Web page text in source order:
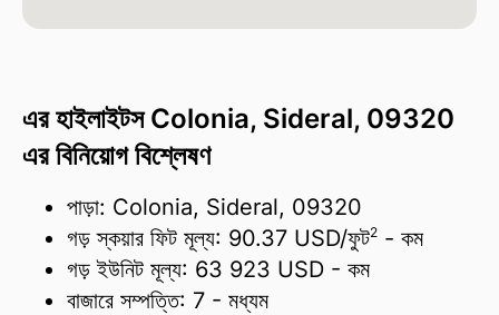
এর হাইলাইটস Colonia, Sideral, 09320
এর বিনিয়োগ বিশ্লেষণ
পাড়া: Colonia, Sideral, 09320
গড় স্কয়ার ফিট মূল্য: 90.37 USD/ফুট2 - কম
গড় ইউনিট মূল্য: 63 923 USD - কম
বাজারে সম্পত্তি: 7 - মধ্যম